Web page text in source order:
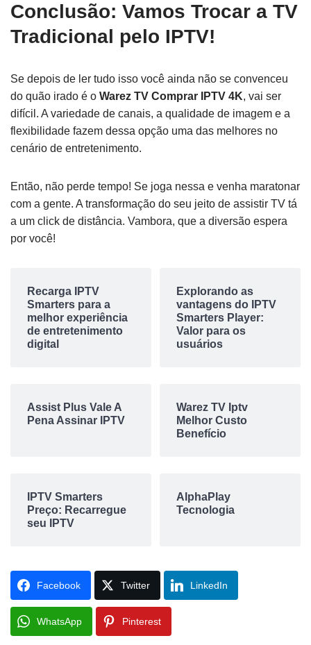
Conclusão: Vamos Trocar a TV
Tradicional pelo IPTV!
Se depois de ler tudo isso você ainda não se convenceu
do quão irado é o Warez TV Comprar IPTV 4K, vai ser
difícil. A variedade de canais, a qualidade de imagem e a
flexibilidade fazem dessa opção uma das melhores no
cenário de entretenimento.
Então, não perde tempo! Se joga nessa e venha maratonar
com a gente. A transformação do seu jeito de assistir TV tá
a um click de distância. Vambora, que a diversão espera
por você!
Recarga IPTV
Smarters para a
melhor experiência
de entretenimento
digital
Explorando as
vantagens do IPTV
Smarters Player:
Valor para os
usuários
Assist Plus Vale A
Pena Assinar IPTV
Warez TV Iptv
Melhor Custo
Benefício
IPTV Smarters
Preço: Recarregue
seu IPTV
AlphaPlay
Tecnologia
Facebook Twitter LinkedIn
WhatsApp Pinterest